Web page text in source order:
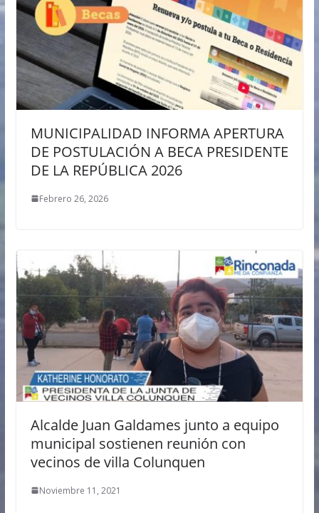
MUNICIPALIDAD INFORMA APERTURA
DE POSTULACIÓN A BECA PRESIDENTE
DE LA REPÚBLICA 2026
Febrero 26, 2026
Alcalde Juan Galdames junto a equipo
municipal sostienen reunión con
vecinos de villa Colunquen
Noviembre 11, 2021